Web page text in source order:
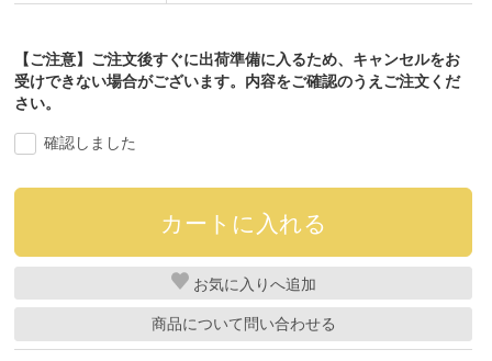
【ご注意】ご注文後すぐに出荷準備に入るため、キャンセルをお
受けできない場合がございます。内容をご確認のうえご注文くだ
さい。
確認しました
お気に入り
商品について問い合わせる